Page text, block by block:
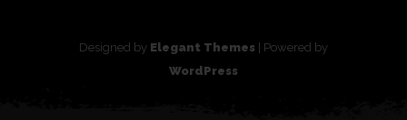
Designed by Elegant Themes | Powered by
WordPress